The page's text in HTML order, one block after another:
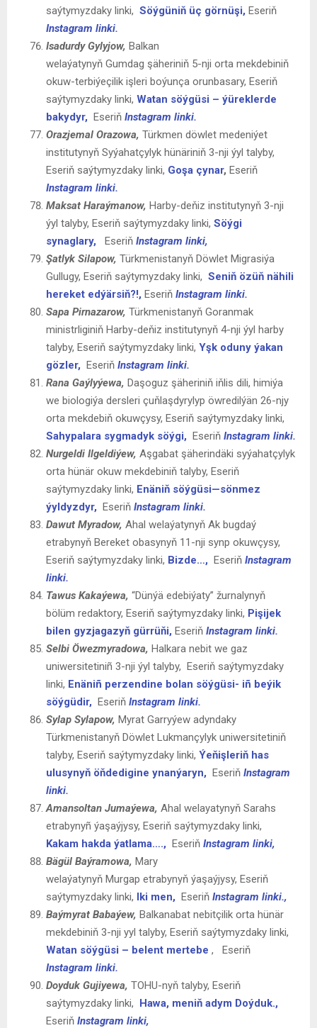
saýtymyzdaky linki, Söýgüniň üç görnüşi, Eseriň
Instagram linki.
Isadurdy Gylyjow, Balkan
welaýatynyň Gumdag şäheriniň 5-nji orta mekdebiniň
okuw-terbiýeçilik işleri boýunça orunbasary, Eseriň
saýtymyzdaky linki, Watan söýgüsi – ýüreklerde
bakydyr, Eseriň Instagram linki.
Orazjemal Orazowa, Türkmen döwlet medeniýet
institutynyň Syýahatçylyk hünäriniň 3-nji ýyl talyby,
Eseriň saýtymyzdaky linki, Goşa çynar, Eseriň
Instagram linki.
Maksat Haraýmanow, Harby-deňiz institutynyň 3-nji
ýyl talyby, Eseriň saýtymyzdaky linki, Söýgi
synaglary,
Eseriň Instagram linki,
Şatlyk Silapow, Türkmenistanyň Döwlet Migrasiýa
Gullugy, Eseriň saýtymyzdaky linki, Seniň özüň nähili
hereket edýärsiň?!, Eseriň Instagram linki.
Sapa Pirnazarow, Türkmenistanyň Goranmak
ministrliginiň Harby-deňiz institutynyň 4-nji ýyl harby
talyby, Eseriň saýtymyzdaky linki, Yşk oduny ýakan
gözler, Eseriň Instagram linki.
Rana Gaýlyýewa, Daşoguz şäheriniň iňlis dili, himiýa
we biologiýa dersleri çuňlaşdyrylyp öwredilýän 26-njy
orta mekdebiň okuwçysy, Eseriň saýtymyzdaky linki,
Sahypalara sygmadyk söýgi, Eseriň Instagram linki.
Nurgeldi Ilgeldiýew, Aşgabat şäherindäki syýahatçylyk
orta hünär okuw mekdebiniň talyby, Eseriň
saýtymyzdaky linki, Enäniň söýgüsi—sönmez
ýyldyzdyr, Eseriň Instagram linki.
Dawut Myradow, Ahal welaýatynyň Ak bugdaý
etrabynyň Bereket obasynyň 11-nji synp okuwçysy,
Eseriň saýtymyzdaky linki, Bizde…, Eseriň Instagram
linki.
Tawus Kakaýewa, “Dünýä edebiýaty” žurnalynyň
bölüm redaktory, Eseriň saýtymyzdaky linki, Pişijek
bilen gyzjagazyň gürrüňi, Eseriň Instagram linki.
Selbi Öwezmyradowa, Halkara nebit we gaz
uniwersitetiniñ 3-nji ýyl talyby, Eseriň saýtymyzdaky
linki, Enäniñ perzendine bolan söýgüsi- iñ beýik
söýgüdir, Eseriň Instagram linki.
Sylap Sylapow, Myrat Garryýew adyndaky
Türkmenistanyň Döwlet Lukmançylyk uniwersitetiniň
talyby, Eseriň saýtymyzdaky linki, Ýeňişleriň has
ulusynyň öňdedigine ynanýaryn, Eseriň Instagram
linki.
Amansoltan Jumaýewa, Ahal welayatynyň Sarahs
etrabynyñ ýaşaýjysy, Eseriň saýtymyzdaky linki,
Kakam hakda ýatlama…., Eseriň Instagram linki,
Bägül Baýramowa, Mary
welaýatynyň Murgap etrabynyň ýaşaýjysy, Eseriň
saýtymyzdaky linki, Iki men, Eseriň Instagram linki.,
Baýmyrat Babaýew, Balkanabat nebitçilik orta hünär
mekdebiniň 3-nji yyl talyby, Eseriň saýtymyzdaky linki,
Watan söýgüsi – belent mertebe ,
Eseriň
Instagram linki.
Doyduk Gujiyewa, TOHU-nyň talyby, Eseriň
saýtymyzdaky linki, Hawa, meniň adym Doýduk.,
Eseriň Instagram linki,